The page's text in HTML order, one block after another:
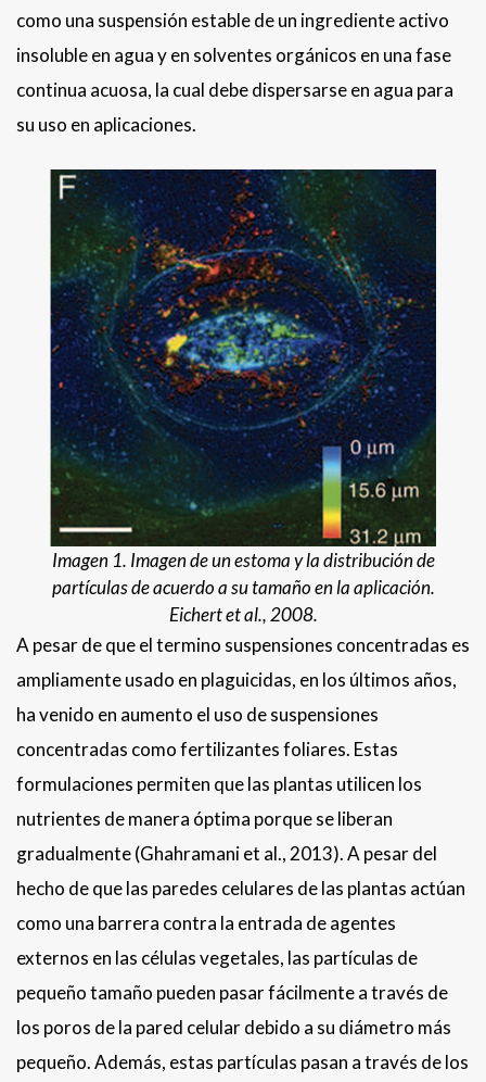
como una suspensión estable de un ingrediente activo
insoluble en agua y en solventes orgánicos en una fase
continua acuosa, la cual debe dispersarse en agua para
su uso en aplicaciones.
Imagen 1. Imagen de un estoma y la distribución de
partículas de acuerdo a su tamaño en la aplicación.
Eichert et al., 2008.
A pesar de que el termino suspensiones concentradas es
ampliamente usado en plaguicidas, en los últimos años,
ha venido en aumento el uso de suspensiones
concentradas como fertilizantes foliares. Estas
formulaciones permiten que las plantas utilicen los
nutrientes de manera óptima porque se liberan
gradualmente (Ghahramani et al., 2013). A pesar del
hecho de que las paredes celulares de las plantas actúan
como una barrera contra la entrada de agentes
externos en las células vegetales, las partículas de
pequeño tamaño pueden pasar fácilmente a través de
los poros de la pared celular debido a su diámetro más
pequeño. Además, estas partículas pasan a través de los